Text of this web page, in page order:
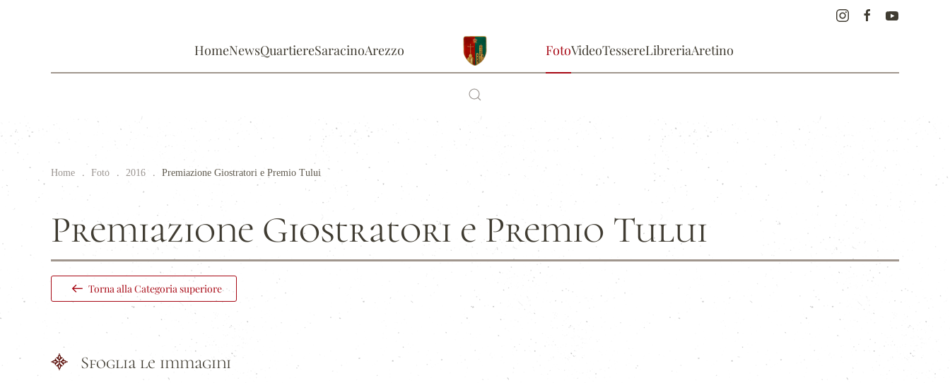
HomeNewsQuartiereSaracinoArezzo FotoVideoTessereLibreriaAretino
Home Foto 2016 Premiazione Giostratori e Premio Tului
Premiazione Giostratori e Premio Tului
Torna alla Categoria superiore
Sfoglia le immagini